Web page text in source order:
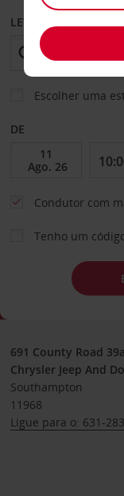
LEVANTAR EM
Escolher uma
DE
Condutor com
Tenho um
691 County Road 39a
Chrysler Jeep And
Southampton
11968
Ligue para o: 631-